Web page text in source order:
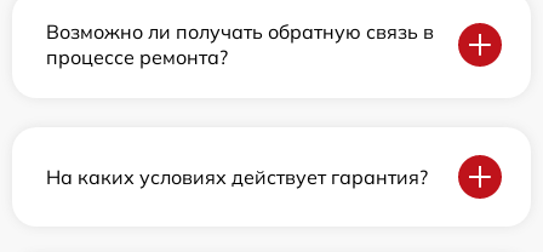
Возможно ли получать обратную связь в
процессе ремонта?
На каких условиях действует гарантия?